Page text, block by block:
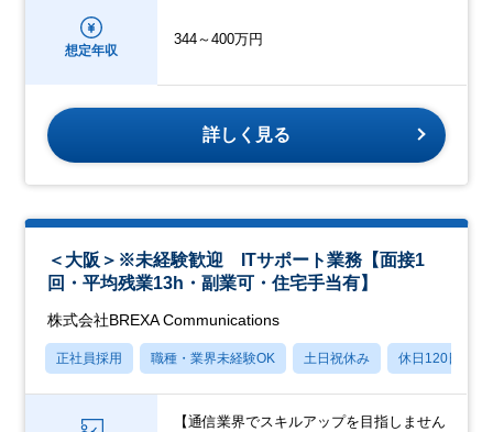
想定年収
344～400万円
詳しく見る
＜大阪＞※未経験歓迎 ITサポート業務【面接1
回・平均残業13h・副業可・住宅手当有】
株式会社BREXA Communications
正社員採用 職種・業界未経験OK 土日祝休み 休日120日以上
【通信業界でスキルアップを目指しません